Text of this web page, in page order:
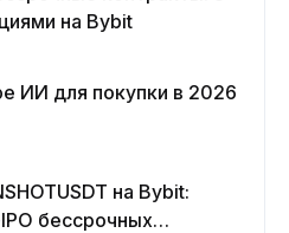
на Bybit
ИИ для покупки в 2026
на Bybit:
бессрочных